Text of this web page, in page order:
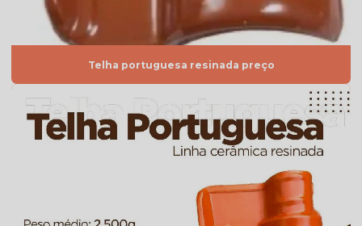
Telha americana resinada preço
Telha americana resinada valor
Telha americana resinada vermelha
Telha de argila
Telha portuguesa resinada preço